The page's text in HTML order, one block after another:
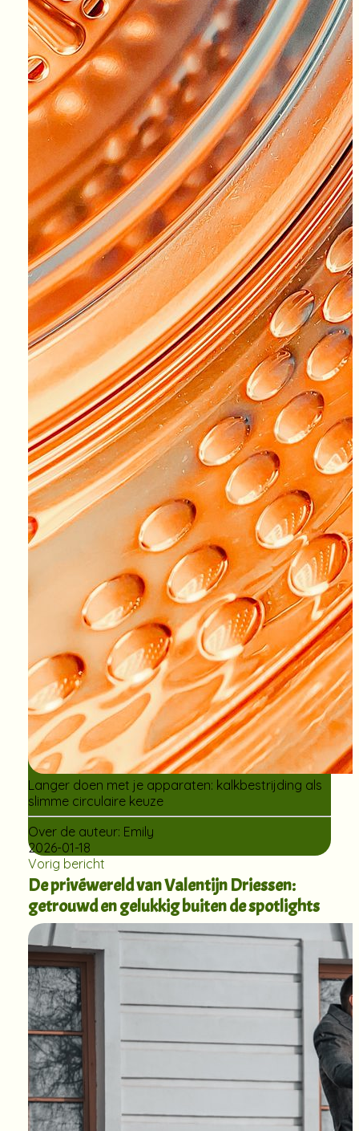
Langer doen met je apparaten: kalkbestrijding als
slimme circulaire keuze
Over de auteur: Emily
2026-01-18
Vorig bericht
De privéwereld van Valentijn Driessen:
getrouwd en gelukkig buiten de spotlights